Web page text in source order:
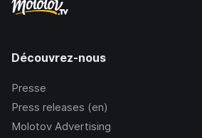
Découvrez-nous
Presse
Press releases (en)
Molotov Advertising